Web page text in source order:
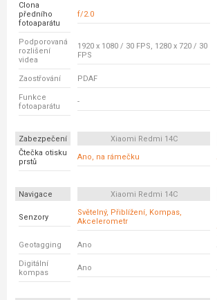
Clona
předního
fotoaparátu
f/2.0
Podporovaná
rozlišení
videa
1920 x 1080 / 30 FPS, 1280 x 720 / 30
FPS
Zaostřování PDAF
Funkce
fotoaparátu
-
Zabezpečení Xiaomi Redmi 14C
Čtečka otisku
prstů
Ano, na rámečku
Navigace Xiaomi Redmi 14C
Senzory
Světelný, Přiblížení, Kompas,
Akcelerometr
Geotagging Ano
Digitální
kompas
Ano